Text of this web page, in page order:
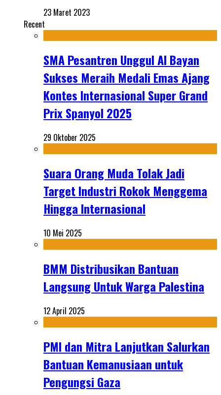
23 Maret 2023
Recent
SMA Pesantren Unggul Al Bayan
Sukses Meraih Medali Emas Ajang
Kontes Internasional Super Grand
Prix Spanyol 2025
29 Oktober 2025
Suara Orang Muda Tolak Jadi
Target Industri Rokok Menggema
Hingga Internasional
10 Mei 2025
BMM Distribusikan Bantuan
Langsung Untuk Warga Palestina
12 April 2025
PMI dan Mitra Lanjutkan Salurkan
Bantuan Kemanusiaan untuk
Pengungsi Gaza